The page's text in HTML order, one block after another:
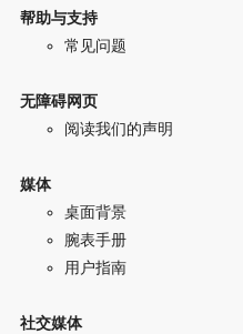
帮助与支持
常见问题
无障碍网页
阅读我们的声明
媒体
桌面背景
腕表手册
用户指南
社交媒体